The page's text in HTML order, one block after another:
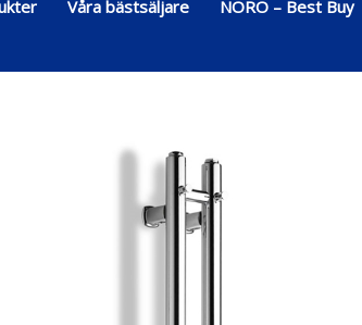
Våra bästsäljare NORO – Best Buy